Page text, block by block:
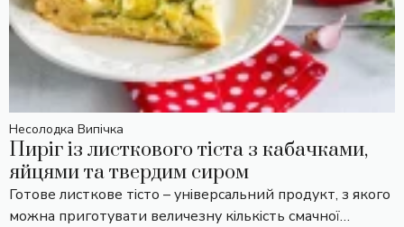
Несолодка Випічка
Пиріг із листкового тіста з кабачками,
яйцями та твердим сиром
Готове листкове тісто – універсальний продукт, з якого
можна приготувати величезну кількість смачної…